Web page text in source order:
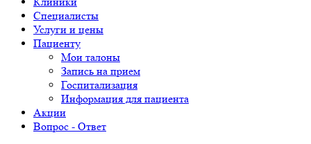
Специалисты
Услуги и цены
Пациенту
Мои талоны
Запись на прием
Госпитализация
Информация для пациента
Акции
Вопрос - Ответ